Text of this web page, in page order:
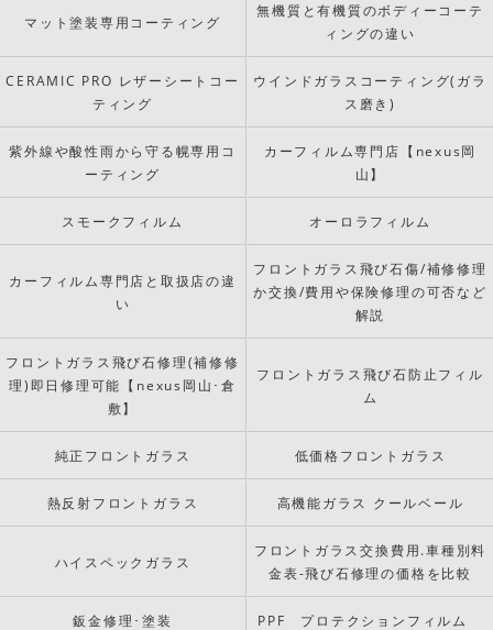
マット塗装専用コーティング
無機質と有機質のボディーコーテ
ィングの違い
CERAMIC PRO レザーシートコー
ティング
ウインドガラスコーティング(ガラ
ス磨き)
紫外線や酸性雨から守る幌専用コ
ーティング
カーフィルム専門店【nexus岡
山】
スモークフィルム オーロラフィルム
カーフィルム専門店と取扱店の違
い
フロントガラス飛び石傷/補修修理
か交換/費用や保険修理の可否など
解説
フロントガラス飛び石修理(補修修
理)即日修理可能【nexus岡山･倉
敷】
フロントガラス飛び石防止フィル
ム
純正フロントガラス 低価格フロントガラス
熱反射フロントガラス 高機能ガラス クールベール
ハイスペックガラス
フロントガラス交換費用.車種別料
金表-飛び石修理の価格を比較
鈑金修理･塗装 PPF プロテクションフィルム